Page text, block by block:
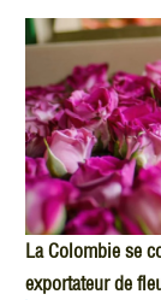
La Colombie se
exportateur de